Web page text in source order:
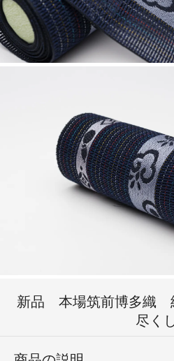
新品 本場筑前博多
尽く